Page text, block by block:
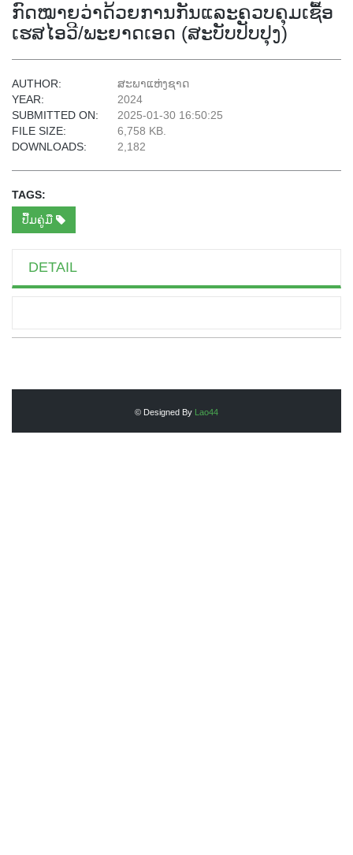
ກົດໝາຍວ່າດ້ວຍການກັນແລະຄວບຄຸມເຊື້ອ
ເຮສໄອວີ/ພະຍາດເອດ (ສະບັບປັບປຸງ)
AUTHOR:
ສະພາແຫ່ງຊາດ
YEAR:
2024
SUBMITTED ON:
2025-01-30 16:50:25
FILE SIZE:
6,758 KB.
DOWNLOADS:
2,182
TAGS:
ປື້ມຄູ່ມື
DETAIL
© Designed By Lao44